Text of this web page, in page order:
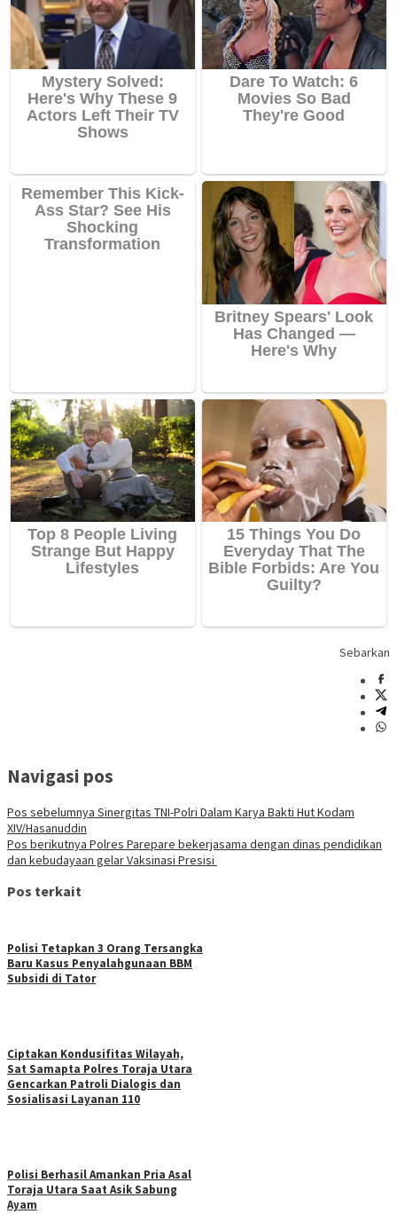
Sebarkan
Navigasi pos
Pos sebelumnya Sinergitas TNI-Polri Dalam Karya Bakti Hut Kodam
XIV/Hasanuddin
Pos berikutnya Polres Parepare bekerjasama dengan dinas pendidikan
dan kebudayaan gelar Vaksinasi Presisi
Pos terkait
Polisi Tetapkan 3 Orang Tersangka
Baru Kasus Penyalahgunaan BBM
Subsidi di Tator
Ciptakan Kondusifitas Wilayah,
Sat Samapta Polres Toraja Utara
Gencarkan Patroli Dialogis dan
Sosialisasi Layanan 110
Polisi Berhasil Amankan Pria Asal
Toraja Utara Saat Asik Sabung
Ayam